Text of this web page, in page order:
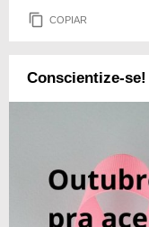
COPIAR
Conscientize-se!